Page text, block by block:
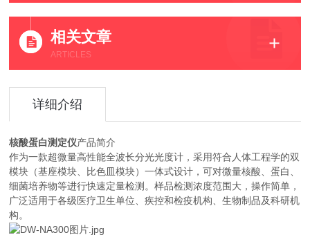
相关文章
ARTICLES
详细介绍
核酸蛋白测定仪产品简介
作为一款超微量高性能全波长分光光度计，采用符合人体工程学的双
模块（基座模块、比色皿模块）一体式设计，可对微量核酸、蛋白、
细菌培养物等进行快速定量检测。样品检测浓度范围大，操作简单，
广泛适用于各级医疗卫生单位、疾控和检疫机构、生物制品及科研机
构。